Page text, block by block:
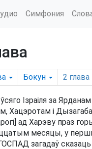
Симфония
Бокун 2 глава
Ізраіля за
Хацэротам і
ад Харэву праз
месяцы, у
загадаў сказаць